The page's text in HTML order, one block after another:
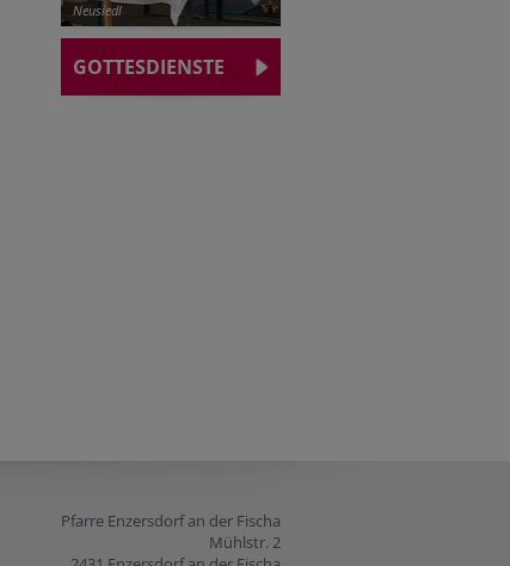
Neusiedl
GOTTESDIENSTE
Pfarre Enzersdorf an der Fischa
Mühlstr. 2